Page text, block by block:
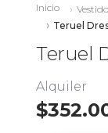
Inicio
Teruel
Teruel
Alquiler